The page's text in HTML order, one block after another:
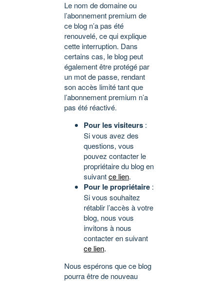
Le nom de domaine ou
l’abonnement premium de
ce blog n’a pas été
renouvelé, ce qui explique
cette interruption. Dans
certains cas, le blog peut
également être protégé par
un mot de passe, rendant
son accès limité tant que
l’abonnement premium n’a
pas été réactivé.
Pour les visiteurs :
Si vous avez des
questions, vous
pouvez contacter le
propriétaire du blog en
suivantce lien.
Pour le propriétaire :
Si vous souhaitez
rétablir l’accès à votre
blog, nous vous
invitons à nous
contacter en suivant
ce lien.
Nous espérons que ce blog
pourra être de nouveau